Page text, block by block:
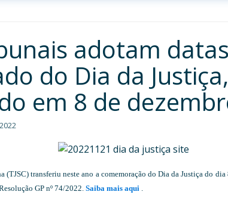
adotam
do Dia da Justiça,
em 8 de
(TJSC) transferiu neste ano a comemoração do Dia da Justiça do
GP nº 74/2022. Saiba mais aqui .